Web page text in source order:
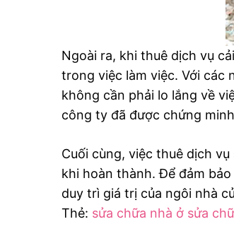
Ngoài ra, khi thuê dịch vụ
trong việc làm việc. Với các
không cần phải lo lắng về
công ty đã được chứng
Cuối cùng, việc thuê dịch
khi hoàn thành. Để đảm
duy trì giá trị của ngôi nhà
Thẻ: sửa chữa nhà ở sửa